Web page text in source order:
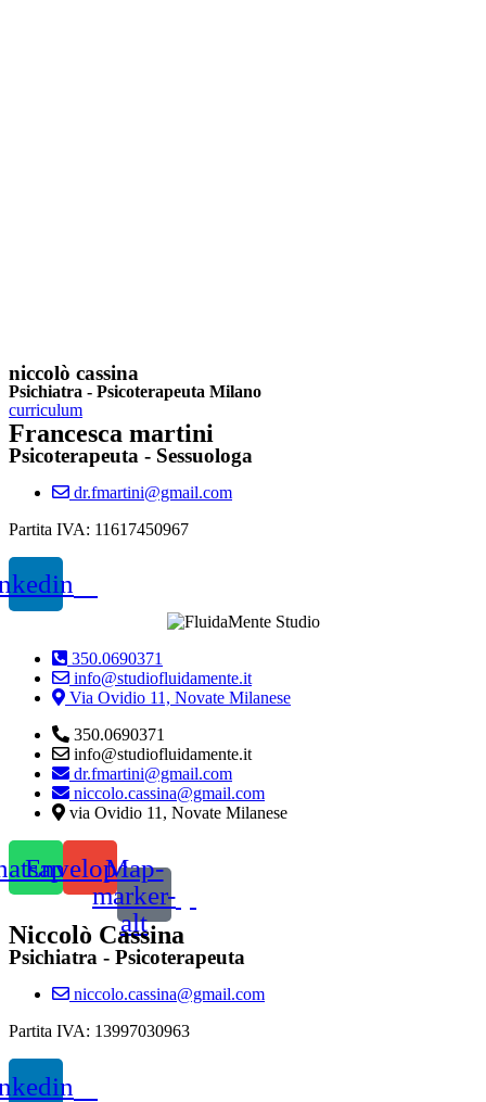
niccolò cassina
Psichiatra - Psicoterapeuta Milano
curriculum
Francesca martini
Psicoterapeuta - Sessuologa
dr.fmartini@gmail.com
Partita IVA: 11617450967
350.0690371
info@studiofluidamente.it
Via Ovidio 11, Novate Milanese
350.0690371
info@studiofluidamente.it
dr.fmartini@gmail.com
niccolo.cassina@gmail.com
via Ovidio 11, Novate Milanese
EnvelopeMap-
marker-
alt
Niccolò Cassina
Psichiatra - Psicoterapeuta
niccolo.cassina@gmail.com
Partita IVA: 13997030963